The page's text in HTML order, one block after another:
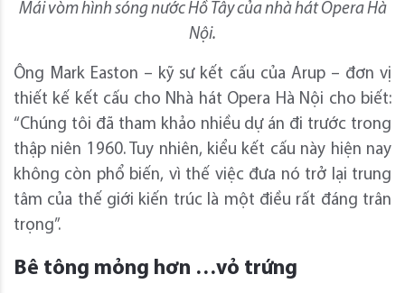
Mái vòm hình sóng nước Hồ Tây của nhà hát Opera Hà
Nội.
Ông Mark Easton – kỹ sư kết cấu của Arup – đơn vị
thiết kế kết cấu cho Nhà hát Opera Hà Nội cho biết:
“Chúng tôi đã tham khảo nhiều dự án đi trước trong
thập niên 1960. Tuy nhiên, kiểu kết cấu này hiện nay
không còn phổ biến, vì thế việc đưa nó trở lại trung
tâm của thế giới kiến trúc là một điều rất đáng trân
trọng”.
Bê tông mỏng hơn …vỏ trứng